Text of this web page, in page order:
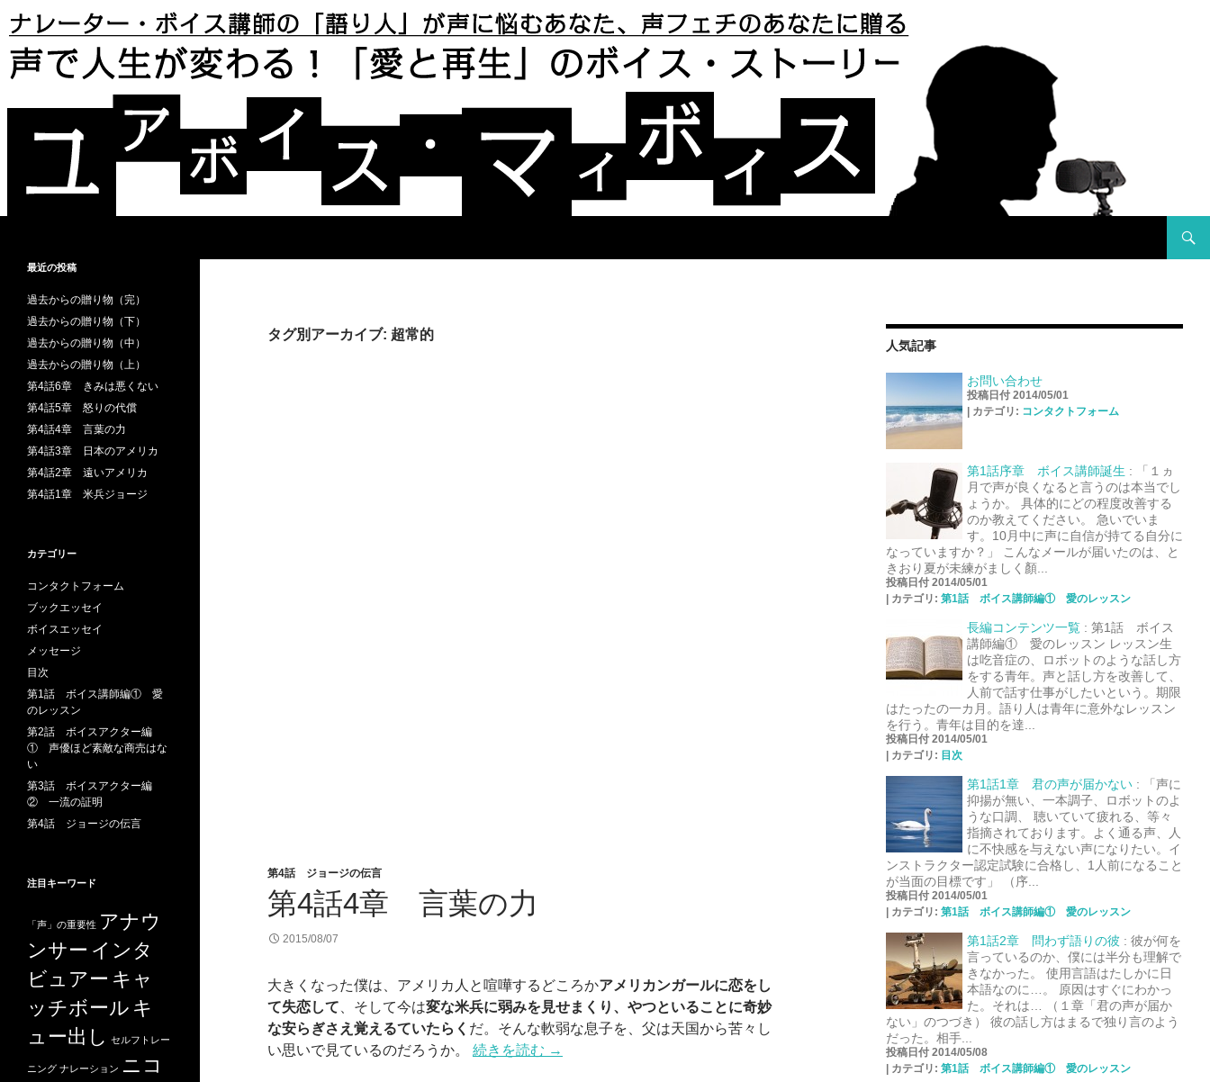
タグ別アーカイブ: 超常的
第4話 ジョージの伝言
第4話4章 言葉の力
2015/08/07
大きくなった僕は、アメリカ人と喧嘩するどころかアメリカンガールに恋をし
て失恋して 、そして今は変な米兵に弱みを見せまくり、やつといることに奇妙
な安らぎさえ覚えるていたらく だ。そんな軟弱な息子を、父は天国から苦々し
い思いで見ているのだろうか。 続きを読む →
人気記事
お問い合わせ
投稿日付 2014/05/01
カテゴリ: コンタクトフォーム
第1話序章 ボイス講師誕生 :
「１ヵ
月で声が良くなると言うのは本当でし
ょうか。 具体的にどの程度改善する
のか教えてください。 急いでいま
す。10月中に声に自信が持てる自分に
なっていますか？」 こんなメールが届いたのは、と
きおり夏が未練がましく顏...
投稿日付 2014/05/01
カテゴリ: 第1話 ボイス講師編① 愛のレッスン
長編コンテンツ一覧: 第1話 ボイス
講師編① 愛のレッスン レッスン生
は吃音症の、ロボットのような話し方
をする青年。声と話し方を改善して、
人前で話す仕事がしたいという。期限
はたったの一カ月。語り人は青年に意外なレッスン
を行う。青年は目的を達...
投稿日付 2014/05/01
カテゴリ: 目次
第1話1章 君の声が届かない:
「声に
抑揚が無い、一本調子、ロボットのよ
うな口調、 聴いていて疲れる、等々
指摘されております。よく通る声、人
に不快感を与えない声になりたい。イ
ンストラクター認定試験に合格し、1人前になること
が当面の目標です」 （序...
投稿日付 2014/05/01
カテゴリ: 第1話 ボイス講師編① 愛のレッスン
第1話2章 問わず語りの彼 : 彼が何を
言っているのか、僕には半分も理解で
きなかった。 使用言語はたしかに日
本語なのに…。 原因はすぐにわかっ
た。それは… （１章「君の声が届か
ない」のつづき） 彼の話し方はまるで独り言のよう
だった。相手...
投稿日付 2014/05/08
カテゴリ: 第1話 ボイス講師編① 愛のレッスン
あなたは自分の「声」が好きです
ませんか？
最近の投稿
過去からの贈り物（完）
過去からの贈り物（下）
過去からの贈り物（中）
過去からの贈り物（上）
第4話6章 きみは悪くない
第4話5章 怒りの代償
第4話4章 言葉の力
第4話3章 日本のアメリカ
第4話2章 遠いアメリカ
第4話1章 米兵ジョージ
カテゴリー
コンタクトフォーム
ブックエッセイ
ボイスエッセイ
メッセージ
目次
第1話 ボイス講師編① 愛
のレッスン
第2話 ボイスアクター編
① 声優ほど素敵な商売はな
い
第3話 ボイスアクター編
② 一流の証明
第4話 ジョージの伝言
注目キーワード
「声」の重要性 アナウ
ンサー インタ
ビュアー キャ
ッチボール キ
ュー出し セルフトレー
ニング ナレーション ニコ